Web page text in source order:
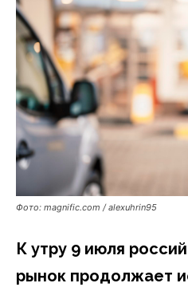
Фото: magnific.com / alexuhrin95
К утру 9 июля
рынок продолжает